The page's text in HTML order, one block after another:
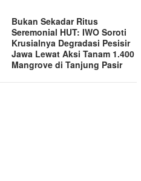
Bukan Sekadar Ritus
Seremonial HUT: IWO Soroti
Krusialnya Degradasi Pesisir
Jawa Lewat Aksi Tanam 1.400
Mangrove di Tanjung Pasir